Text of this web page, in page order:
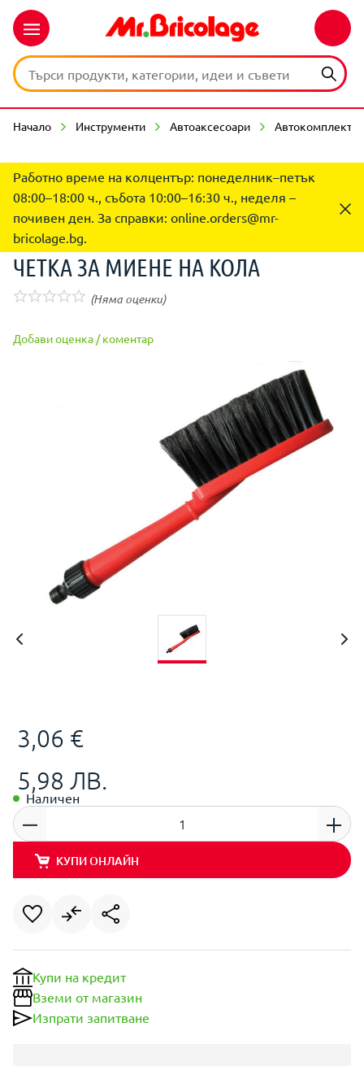
Начало Инструменти Автоаксесоари Автокомплекти
Работно време на колцентър: понеделник–петък
08:00–18:00 ч., събота 10:00–16:30 ч., неделя –
почивен ден. За справки: online.orders@mr-
bricolage.bg.
ЧЕТКА ЗА МИЕНЕ НА КОЛА
(Няма оценки)
Добави оценка / коментар
3,06 €
5,98 ЛВ.
Наличен
КУПИ ОНЛАЙН
Купи на кредит
Вземи от магазин
Изпрати запитване